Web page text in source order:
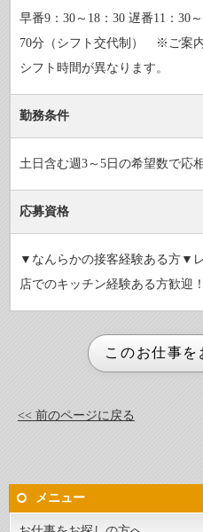
早番9：30～18：30 遅番11：
70分（シフト交代制） ※ご案
シフト時間が異なります。
勤務条件
土日含む週3～5日の希望数で
応募資格
▼なんらかの接客経験ある方▼
店でのキッチン経験ある方歓迎！
<< 前のページに戻る
メニュー